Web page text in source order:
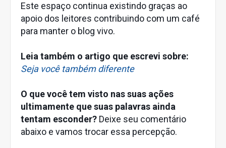
Este espaço continua existindo graças ao
apoio dos leitores contribuindo com um café
para manter o blog vivo.
Leia também o artigo que escrevi sobre:
Seja você também diferente
O que você tem visto nas suas ações
ultimamente que suas palavras ainda
tentam esconder? Deixe seu comentário
abaixo e vamos trocar essa percepção.